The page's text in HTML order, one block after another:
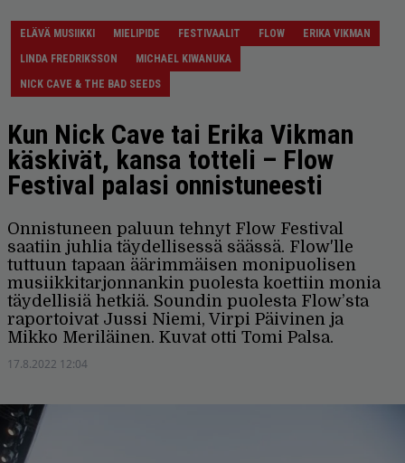
ELÄVÄ MUSIIKKI MIELIPIDE FESTIVAALIT FLOW
ERIKA VIKMAN
LINDA FREDRIKSSON
MICHAEL KIWANUKA
NICK CAVE & THE BAD SEEDS
Kun Nick Cave tai Erika Vikman
käskivät, kansa totteli – Flow
Festival palasi onnistuneesti
Onnistuneen paluun tehnyt Flow Festival
saatiin juhlia täydellisessä säässä. Flow'lle
tuttuun tapaan äärimmäisen monipuolisen
musiikkitarjonnankin puolesta koettiin monia
täydellisiä hetkiä. Soundin puolesta Flow’sta
raportoivat Jussi Niemi, Virpi Päivinen ja
Mikko Meriläinen. Kuvat otti Tomi Palsa.
17.8.2022 12:04